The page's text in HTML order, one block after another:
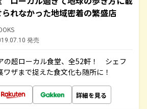
れなかった地域密着の繁盛店
発売
の超ローカル食堂、全52軒！ シェフ
ザまで捉えた食文化も随所に！
詳細を見る